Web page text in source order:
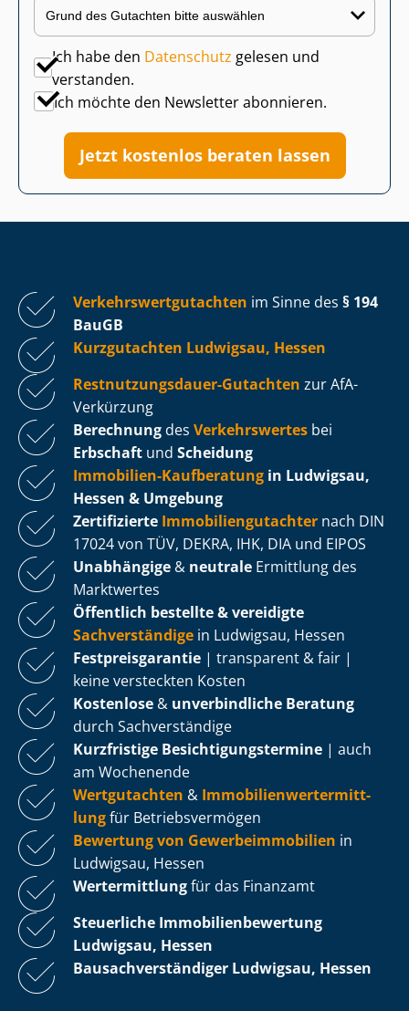
Ich habe den Datenschutz gelesen und
verstanden.
Ich möchte den Newsletter abonnieren.
Jetzt kostenlos beraten lassen
Ver­kehrs­wert­gut­ach­ten im Sinne des § 194
BauGB
Kurzgutachten Ludwigsau, Hessen
Rest­nut­zungs­dau­er-Gutachten zur AfA-
Verkürzung
Berechnung des Verkehrswertes bei
Erbschaft und Scheidung
Immobilien-Kaufberatung in Ludwigsau,
Hessen & Umgebung
Zertifizierte Im­mo­bi­li­en­gut­ach­ter nach DIN
17024 von TÜV, DEKRA, IHK, DIA und EIPOS
Unabhängige & neutrale Ermittlung des
Marktwertes
Öffentlich bestellte & vereidigte
Sachverständige in Ludwigsau, Hessen
Fest­preis­ga­ran­tie | transparent & fair |
keine versteckten Kosten
Kostenlose & unverbindliche Beratung
durch Sachverständige
Kurzfristige Be­sich­ti­gungs­ter­mi­ne | auch
am Wochenende
Wertgutachten & Im­mo­bi­li­en­wert­ermitt­
lungfür Be­triebs­ver­mö­gen
Bewertung von Ge­wer­be­im­mo­bi­li­en in
Ludwigsau, Hessen
Wertermittlungfür das Finanzamt
Steuerliche Im­mo­bi­li­en­be­wer­tung
Ludwigsau, Hessen
Bau­sach­ver­stän­di­ger Ludwigsau, Hessen